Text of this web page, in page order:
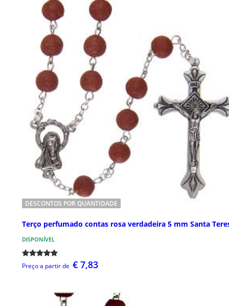
DESCONTOS POR QUANTIDADE
Terço perfumado contas rosa verdadeira 5 mm Santa
DISPONÍVEL
Preço a partir de € 7,83